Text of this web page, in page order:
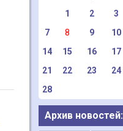
1
2 3
7
8 9 10
14
15 16 17
21
22 23 24
28
Архив новостей: